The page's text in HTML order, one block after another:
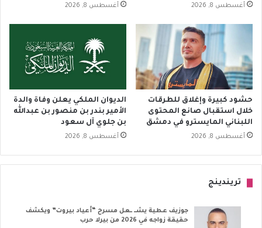
أغسطس 8, 2026 أغسطس 8, 2026
حشود كبيرة وإغلاق للطرقات
خلال استقبال صانع المحتوى
اللبناني المايسترو في دمشق
أغسطس 8, 2026
الديوان الملكي يعلن وفاة والدة
الأمير بندر بن منصور بن عبدالله
بن جلوي آل سعود
أغسطس 8, 2026
تريندينج
جوزيف عطية يشــ ــعل مسرح “أعياد بيروت” ويكشف
حقيقة زواجه في 2026 من بيرلا حرب